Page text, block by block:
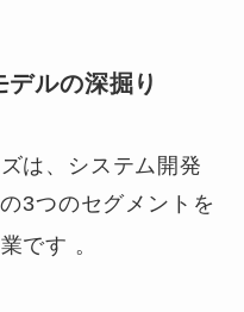
ルの深掘り
は、システム開発
3つのセグメントを
です 。